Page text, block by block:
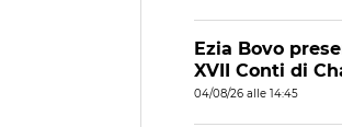
Ezia Bovo
XVII Conti di
04/08/26 alle 14:45